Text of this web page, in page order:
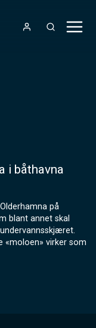
i båthavna
på
blant annet skal
«moloen» virker som